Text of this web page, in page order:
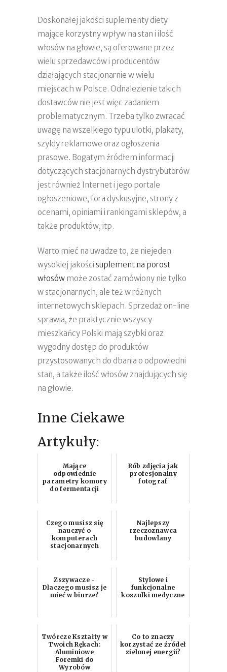
Doskonałej jakości suplementy diety
mające korzystny wpływ na stan i ilość
włosów na głowie, są oferowane przez
wielu sprzedawców i producentów
działających stacjonarnie w wielu
miejscach w Polsce. Odnalezienie takich
dostawców nie jest więc zadaniem
problematycznym. Trzeba tylko zwracać
uwagę na wszelkiego typu ulotki, plakaty,
szyldy reklamowe oraz ogłoszenia
prasowe. Bogatym źródłem informacji
dotyczących stacjonarnych dystrybutorów
jest również Internet i jego portale
ogłoszeniowe, fora dyskusyjne, strony z
ocenami, opiniami i rankingami sklepów, a
także produktów, itp.
Warto mieć na uwadze to, że niejeden
wysokiej jakości suplement na porost
włosów może zostać zamówiony nie tylko
w stacjonarnych, ale też w różnych
internetowych sklepach. Sprzedaż on-line
sprawia, że praktycznie wszyscy
mieszkańcy Polski mają szybki oraz
wygodny dostęp do produktów
przystosowanych do dbania o odpowiedni
stan, a także ilość włosów znajdujących się
na głowie.
Inne Ciekawe
Artykuły:
Mające
odpowiednie
parametry komory
do fermentacji
Rób zdjęcia jak
profesjonalny
fotograf
Czego musisz się
nauczyć o
komputerach
stacjonarnych
Najlepszy
rzeczoznawca
budowlany
Zszywacze -
Dlaczego musisz je
mieć w biurze?
Stylowe i
funkcjonalne
koszulki medyczne
Twórcze Kształty w
Twoich Rękach:
Aluminiowe
Foremki do
Wyrobów
Co to znaczy
korzystać ze źródeł
zielonej energii?